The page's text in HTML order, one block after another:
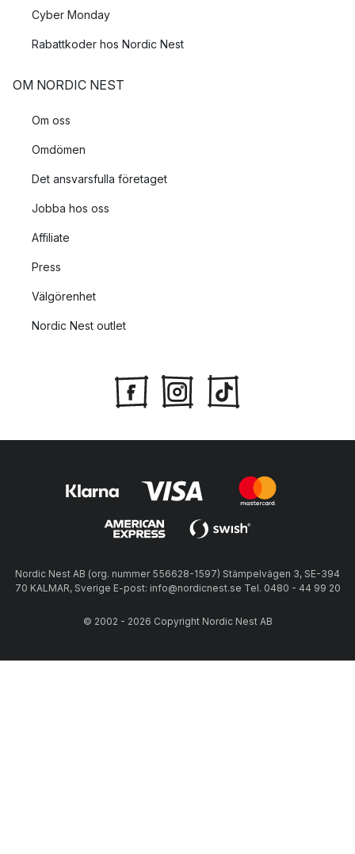
Cyber Monday
Rabattkoder hos Nordic Nest
OM NORDIC NEST
Om oss
Omdömen
Det ansvarsfulla företaget
Jobba hos oss
Affiliate
Press
Välgörenhet
Nordic Nest outlet
Nordic Nest AB (org. nummer 556628-1597) Stämpelvägen 3, SE-394
70 KALMAR, Sverige E-post: info@nordicnest.se Tel. 0480 - 44 99 20
© 2002 - 2026 Copyright Nordic Nest AB